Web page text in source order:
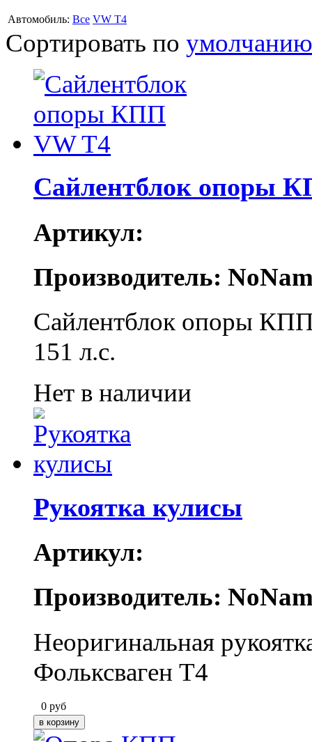
Автомобиль: Все VW T4
Сортировать по умолчанию
Сайлентблок опоры
Артикул:
Производитель:
Сайлентблок опоры
151 л.с.
Нет в наличии
Рукоятка кулисы
Артикул:
Производитель:
Неоригинальная
Фольксваген Т4
0 руб